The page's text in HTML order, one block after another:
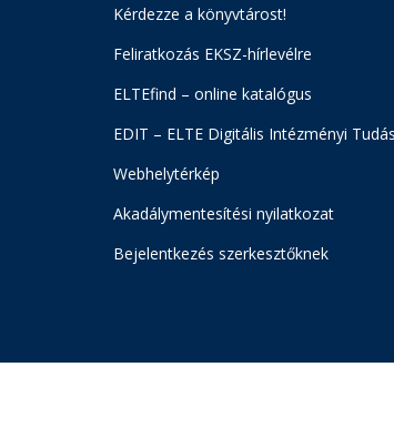
Kérdezze a könyvtárost!
Feliratkozás EKSZ-hírlevélre
ELTEfind – online katalógus
EDIT – ELTE Digitális Intézményi
Webhelytérkép
Akadálymentesítési nyilatkozat
Bejelentkezés szerkesztőknek